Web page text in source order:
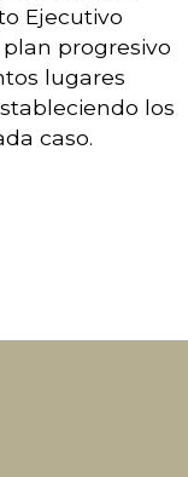
Ejecutivo
progresivo
lugares
los
caso.